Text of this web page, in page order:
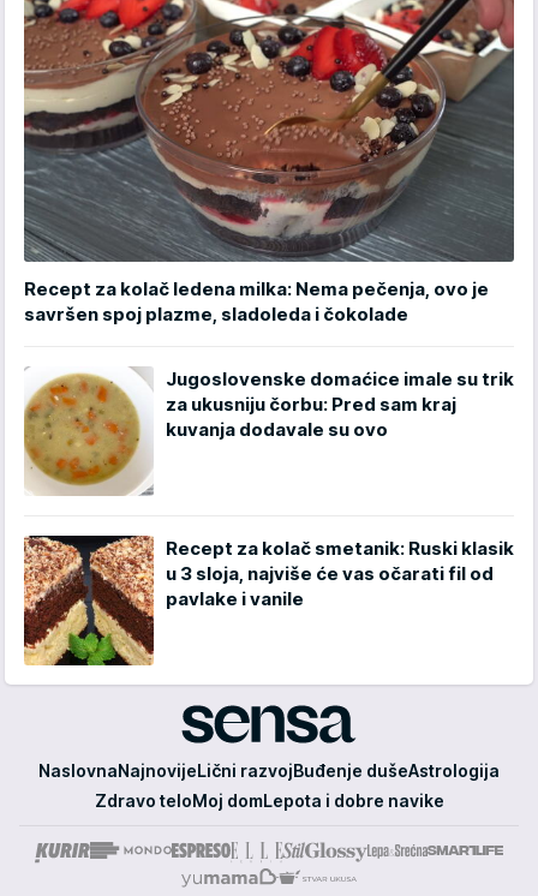
Recept za kolač ledena milka: Nema pečenja, ovo je
savršen spoj plazme, sladoleda i čokolade
Jugoslovenske domaćice imale su trik
za ukusniju čorbu: Pred sam kraj
kuvanja dodavale su ovo
Recept za kolač smetanik: Ruski klasik
u 3 sloja, najviše će vas očarati fil od
pavlake i vanile
Sensa
NaslovnaNajnovijeLični razvojBuđenje dušeAstrologija
Zdravo teloMoj domLepota i dobre navike